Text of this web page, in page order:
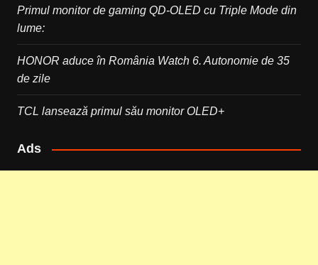
Primul monitor de gaming QD-OLED cu Triple Mode din
lume:
HONOR aduce în România Watch 6. Autonomie de 35
de zile
TCL lansează primul său monitor OLED+
Ads